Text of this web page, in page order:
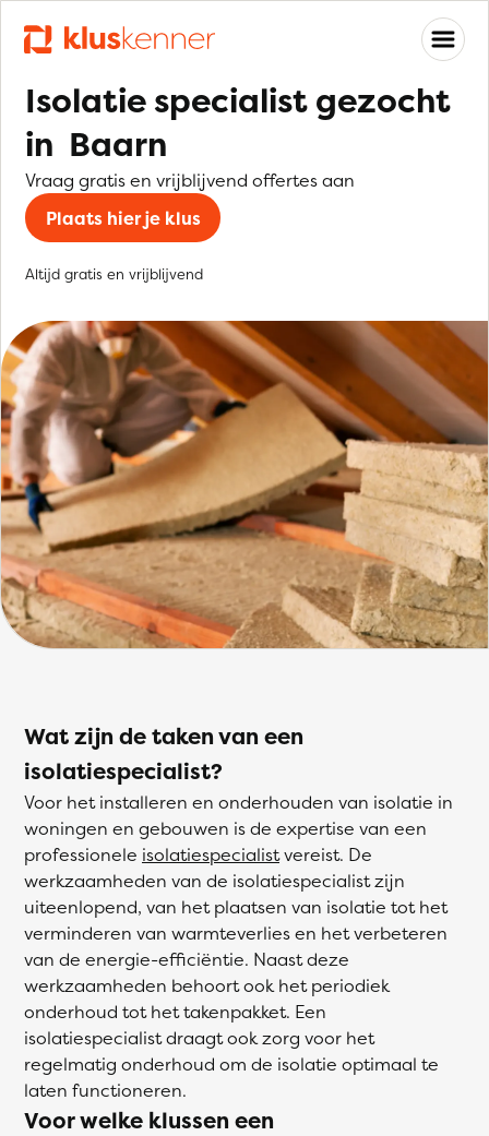
Isolatie specialist gezocht
in Baarn
Vraag gratis en vrijblijvend offertes aan
Plaats hier je klus
Altijd gratis en vrijblijvend
Wat zijn de taken van een
isolatiespecialist?
Voor het installeren en onderhouden van isolatie in
woningen en gebouwen is de expertise van een
professionele isolatiespecialistvereist. De
werkzaamheden van de isolatiespecialist zijn
uiteenlopend, van het plaatsen van isolatie tot het
verminderen van warmteverlies en het verbeteren
van de energie-efficiëntie. Naast deze
werkzaamheden behoort ook het periodiek
onderhoud tot het takenpakket. Een
isolatiespecialist draagt ook zorg voor het
regelmatig onderhoud om de isolatie optimaal te
laten functioneren.
Voor welke klussen een